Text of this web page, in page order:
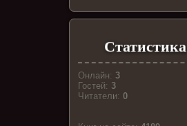
Статистика
Онлайн:3
Гостей:3
Читатели:0